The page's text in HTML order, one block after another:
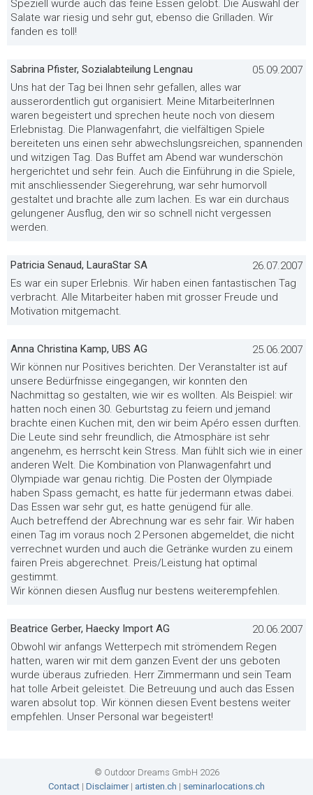
Speziell wurde auch das feine Essen gelobt. Die Auswahl der
Salate war riesig und sehr gut, ebenso die Grilladen. Wir
fanden es toll!
Sabrina Pfister, Sozialabteilung Lengnau
05.09.2007
Uns hat der Tag bei Ihnen sehr gefallen, alles war
ausserordentlich gut organisiert. Meine MitarbeiterInnen
waren begeistert und sprechen heute noch von diesem
Erlebnistag. Die Planwagenfahrt, die vielfältigen Spiele
bereiteten uns einen sehr abwechslungsreichen, spannenden
und witzigen Tag. Das Buffet am Abend war wunderschön
hergerichtet und sehr fein. Auch die Einführung in die Spiele,
mit anschliessender Siegerehrung, war sehr humorvoll
gestaltet und brachte alle zum lachen. Es war ein durchaus
gelungener Ausflug, den wir so schnell nicht vergessen
werden.
Patricia Senaud, LauraStar SA
26.07.2007
Es war ein super Erlebnis. Wir haben einen fantastischen Tag
verbracht. Alle Mitarbeiter haben mit grosser Freude und
Motivation mitgemacht.
Anna Christina Kamp, UBS AG
25.06.2007
Wir können nur Positives berichten. Der Veranstalter ist auf
unsere Bedürfnisse eingegangen, wir konnten den
Nachmittag so gestalten, wie wir es wollten. Als Beispiel: wir
hatten noch einen 30. Geburtstag zu feiern und jemand
brachte einen Kuchen mit, den wir beim Apéro essen durften.
Die Leute sind sehr freundlich, die Atmosphäre ist sehr
angenehm, es herrscht kein Stress. Man fühlt sich wie in einer
anderen Welt. Die Kombination von Planwagenfahrt und
Olympiade war genau richtig. Die Posten der Olympiade
haben Spass gemacht, es hatte für jedermann etwas dabei.
Das Essen war sehr gut, es hatte genügend für alle.
Auch betreffend der Abrechnung war es sehr fair. Wir haben
einen Tag im voraus noch 2 Personen abgemeldet, die nicht
verrechnet wurden und auch die Getränke wurden zu einem
fairen Preis abgerechnet. Preis/Leistung hat optimal
gestimmt.
Wir können diesen Ausflug nur bestens weiterempfehlen.
Beatrice Gerber, Haecky Import AG
20.06.2007
Obwohl wir anfangs Wetterpech mit strömendem Regen
hatten, waren wir mit dem ganzen Event der uns geboten
wurde überaus zufrieden. Herr Zimmermann und sein Team
hat tolle Arbeit geleistet. Die Betreuung und auch das Essen
waren absolut top. Wir können diesen Event bestens weiter
empfehlen. Unser Personal war begeistert!
© Outdoor Dreams GmbH 2026
Contact | Disclaimer| artisten.ch | seminarlocations.ch